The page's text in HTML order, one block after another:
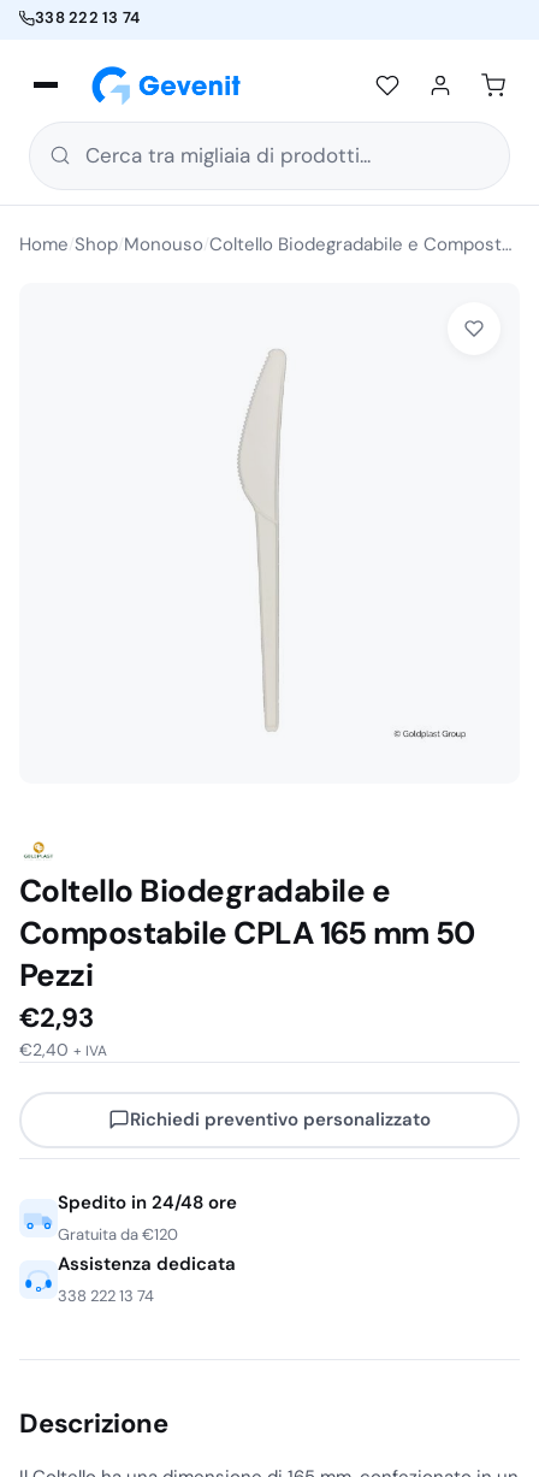
338 222 13 74
Cerca tra migliaia di prodotti...
Home Shop Monouso Coltello Biodegradabile e Compostabile CPLA 165 mm 50 Pezzi
Coltello Biodegradabile e
Compostabile CPLA 165 mm 50
Pezzi
€2,93
€2,40 + IVA
Richiedi preventivo personalizzato
Spedito in 24/48 ore
Gratuita da €120
Assistenza dedicata
338 222 13 74
Descrizione